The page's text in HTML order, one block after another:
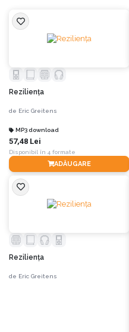
Rezilienţa
de Eric Greitens
MP3 download
57,48 Lei
Disponibil în 4 formate
ADĂUGARE
Rezilienţa
de Eric Greitens